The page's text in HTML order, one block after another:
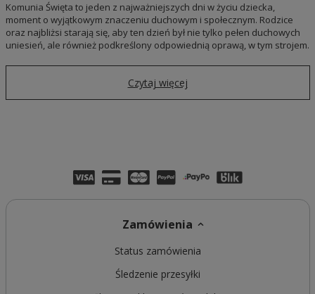
Komunia Święta to jeden z najważniejszych dni w życiu dziecka,
moment o wyjątkowym znaczeniu duchowym i społecznym. Rodzice
oraz najbliżsi starają się, aby ten dzień był nie tylko pełen duchowych
uniesień, ale również podkreślony odpowiednią oprawą, w tym strojem.
Czytaj więcej
Zamówienia
Status zamówienia
Śledzenie przesyłki